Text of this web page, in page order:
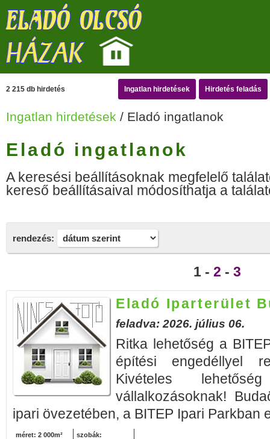
2 215 db hirdetés Ingatlan hirdetések Hirdetés feladás
Ingatlan hirdetések / Eladó ingatlanok
Eladó ingatlanok
A keresési beállításoknak megfelelő
kereső beállításaival módosíthatja a
rendezés:
1 - 2 - 3
Eladó Iparterület
feladva: 2026. július 06.
Ritka lehetőség a
építési engedéllyel
Kivételes
vállalkozásoknak!
ipari övezetében, a BITEP Ipari Parkban
méret: 2 000m² szobák: